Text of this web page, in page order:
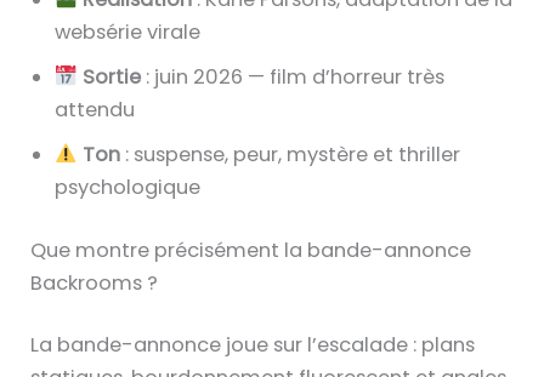
websérie virale
Sortie: juin 2026 — film d’horreur très
attendu
Ton: suspense, peur, mystère et thriller
psychologique
Que montre précisément la bande-annonce
Backrooms ?
La bande-annonce joue sur l’escalade : plans